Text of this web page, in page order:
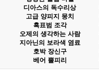
디아스의 독수리상
고급 양피지 뭉치
흑표범 조각
오제의 생각하는 사람
지아닌의 보라색 염료
호박 장신구
베어 뿔피리